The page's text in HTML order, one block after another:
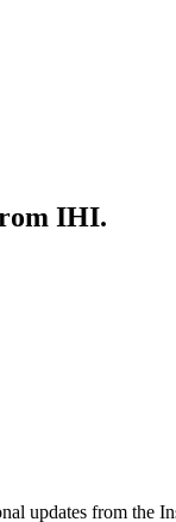
IHI.
updates from the